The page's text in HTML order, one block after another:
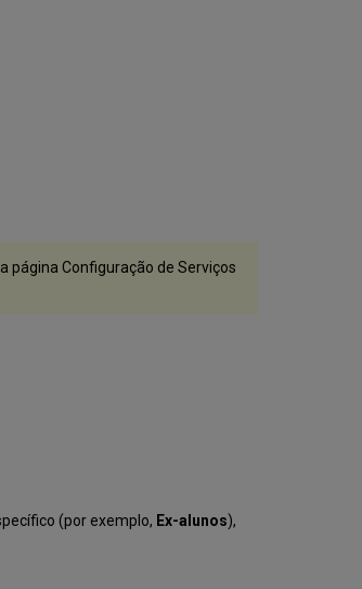
página Configuração de Serviços
(por exemplo, Ex-alunos),